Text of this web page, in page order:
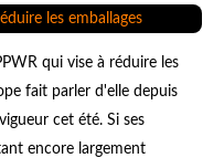
qui vise à réduire les
fait parler d'elle depuis
cet été. Si ses
encore largement